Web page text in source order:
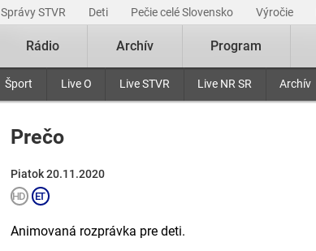
Správy STVR Deti Pečie celé Slovensko Výročie
Šport Live O Live STVR Live NR SR Archív
Rádio Archív Program
Prečo
Piatok 20.11.2020
Animovaná rozprávka pre deti.